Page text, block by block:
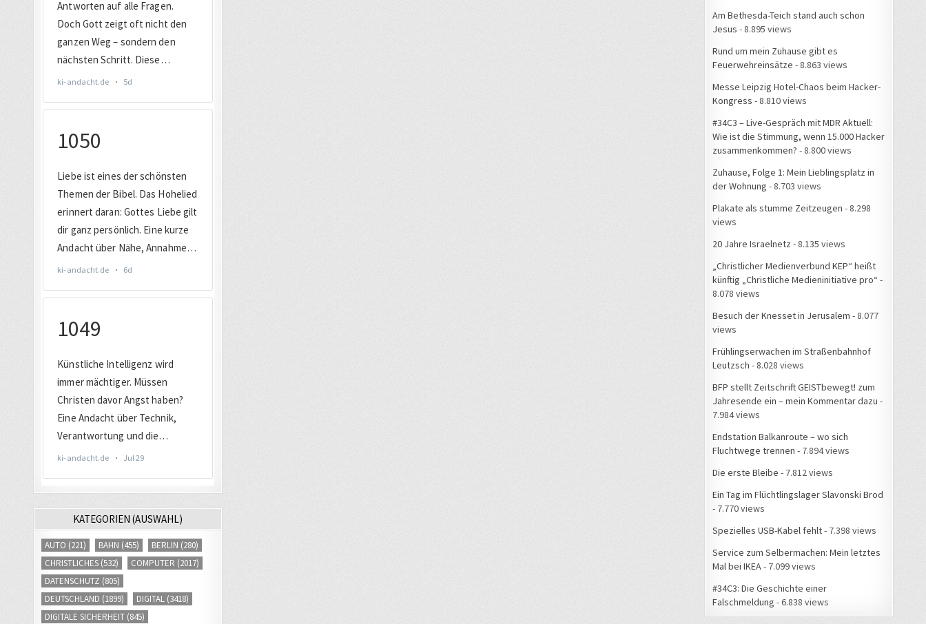
KATEGORIEN (AUSWAHL)
AUTO (221) BAHN (455) BERLIN (280)
CHRISTLICHES (532) COMPUTER (2017)
DATENSCHUTZ (805)
DEUTSCHLAND (1899) DIGITAL (3418)
DIGITALE SICHERHEIT (845)
Am Bethesda-Teich stand auch schon
Jesus - 8.895 views
Rund um mein Zuhause gibt es
Feuerwehreinsätze - 8.863 views
Messe Leipzig Hotel-Chaos beim Hacker-
Kongress - 8.810 views
#34C3 – Live-Gespräch mit MDR Aktuell:
Wie ist die Stimmung, wenn 15.000 Hacker
zusammenkommen? - 8.800 views
Zuhause, Folge 1: Mein Lieblingsplatz in
der Wohnung - 8.703 views
Plakate als stumme Zeitzeugen - 8.298
views
20 Jahre Israelnetz - 8.135 views
„Christlicher Medienverbund KEP“ heißt
künftig „Christliche Medieninitiative pro“ -
8.078 views
Besuch der Knesset in Jerusalem - 8.077
views
Frühlingserwachen im Straßenbahnhof
Leutzsch - 8.028 views
BFP stellt Zeitschrift GEISTbewegt! zum
Jahresende ein – mein Kommentar dazu -
7.984 views
Endstation Balkanroute – wo sich
Fluchtwege trennen - 7.894 views
Die erste Bleibe - 7.812 views
Ein Tag im Flüchtlingslager Slavonski Brod
- 7.770 views
Spezielles USB-Kabel fehlt- 7.398 views
Service zum Selbermachen: Mein letztes
Mal bei IKEA - 7.099 views
#34C3: Die Geschichte einer
Falschmeldung - 6.838 views